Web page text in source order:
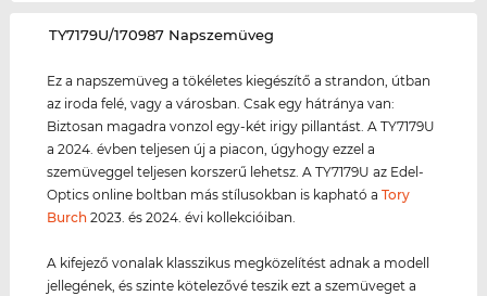
‌TY7179U/170987 Napszemüveg
Ez a napszemüveg a tökéletes kiegészítő a strandon, útban
az iroda felé, vagy a városban. Csak egy hátránya van:
Biztosan magadra vonzol egy-két irigy pillantást. A TY7179U
a 2024. évben teljesen új a piacon, úgyhogy ezzel a
szemüveggel teljesen korszerű lehetsz. A TY7179U az Edel-
Optics online boltban más stílusokban is kapható aTory
Burch 2023. és 2024. évi kollekcióiban.
A kifejező vonalak klasszikus megközelítést adnak a modell
jellegének, és szinte kötelezővé teszik ezt a szemüveget a